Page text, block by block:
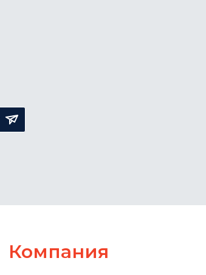
Компания